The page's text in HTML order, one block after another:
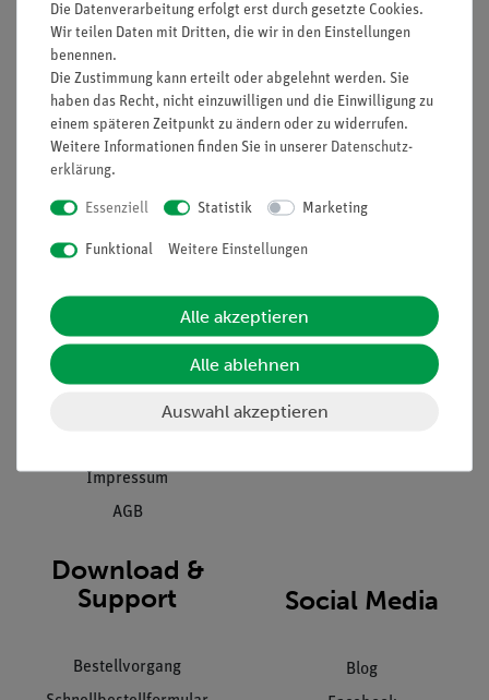
Nach oben
Informationen
Unternehmen
Stellenangebote
Hinweisgeberschutz
Impressum
AGB
Inventarisierungs- &
Einräumservice
Inbetriebnahme & Schulungen
Download &
Support
Bestellvorgang
Social Media
Blog
Die Datenverarbeitung erfolgt erst durch gesetzte Cookies.
Wir teilen Daten mit Dritten, die wir in den Einstellungen
benennen.
Die Zustimmung kann erteilt oder abgelehnt werden. Sie
haben das Recht, nicht einzuwilligen und die Einwilligung zu
einem späteren Zeitpunkt zu ändern oder zu widerrufen.
Weitere Informationen finden Sie in unserer Daten­schutz­
erklärung.
Essenziell Statistik Marketing
Funktional Weitere Einstellungen
Alle akzeptieren
Alle ablehnen
Auswahl akzeptieren